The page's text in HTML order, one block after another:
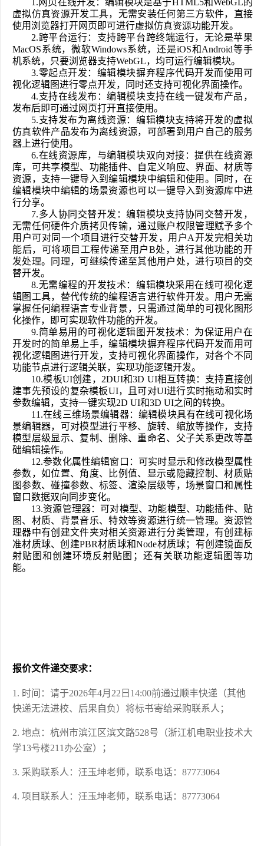
1. 网页在线开发：编辑模块是基于HTML5和WebGL的
虚拟仿真资源开发工具，无需安装任何第三方软件，直接
使用浏览器打开网页即可进行虚拟仿真资源功能开发。
2.跨平台运行：支持跨平台跨终端运行，无论是苹果
MacOS系统，微软Windows系统，还是iOS和Android等手
机系统，只要浏览器支持WebGL，均可运行编辑模块。
3.零起点开发：编辑模块摒弃程序代码开发而使用可
视化逻辑图进行零点开发，同时还支持可视化界面操作。
4.支持在线发布：编辑模块支持在线一键发布产品，
发布后即可通过网页打开直接使用。
5.支持发布为离线资源：编辑模块支持将开发的虚拟
仿真软件产品发布为离线资源，可部署到用户自己的服务
器上进行使用。
6.在线资源库，与编辑模块双向对接：提供在线资源
库，可共享模型、功能插件、自定义响应、界面、材质等
资源，支持一键导入到编辑模块中编辑和使用。同时，在
编辑模块中编辑的场景资源也可以一键导入到资源库中进
行分享。
7.多人协同交替开发：编辑模块支持协同交替开发，
无需任何硬件介质拷贝传输，通过账户权限管理赋予多个
用户可对同一个项目进行交替开发，用户A开发完相关功
能后，可将项目工程传递至用户B处，进行其他功能的开
发处理。同理，可继续传递至其他用户处，进行项目的交
替开发。
8.无需编程的开发技术：编辑模块采用在线可视化逻
辑图工具，替代传统的编程语言进行软件开发。用户无需
掌握任何编程语言专业背景，只需通过简单的可视化图形
化操作，即可实现软件功能的开发。
9.简单易用的可视化逻辑图开发技术：为保证用户在
开发时的简单易上手，编辑模块摒弃程序代码开发而用可
视化逻辑图进行开发，支持可视化界面操作，对各个不同
功能节点进行逻辑关联，实现功能逻辑开发。
10.模板UI创建，2DUI和3D UI相互转换：支持直接创
建事先预设的复杂模板UI，且可对UI进行实时拖动和实时
参数编辑，支持一键实现2D UI和3D UI之间的转换。
11.在线三维场景编辑器：编辑模块具有在线可视化场
景编辑器，可对模型进行平移、旋转、缩放等操作，支持
模型层级显示、复制、删除、重命名、父子关系更改等基
础编辑操作。
12.参数化属性编辑窗口：可实时显示和修改模型属性
参数，如位置、角度、比例值、显示或隐藏控制、材质贴
图参数、碰撞参数、标签、渲染层级等，场景窗口和属性
窗口数据双向同步变化。
13.资源管理器：可对模型、功能模型、功能插件、贴
图、材质、背景音乐、特效等资源进行统一管理。资源管
理器中有创建文件夹对相关资源进行分类管理，有创建标
准材质球、创建PBR材质球和Node材质球；有创建镜面反
射贴图和创建环境反射贴图；还有关联功能逻辑图等功
能。
报价文件递交要求：
时间：请于2026年4月 22 日14:00前通过顺丰快递（其他
快递无法进校、后果自负）将标书寄给采购联系人；
地点：杭州市滨江区滨文路528号（浙江机电职业技术大
学13号楼211办公室）；
采购联系人： 汪玉坤老师，联系电话： 87773064
项目联系人： 汪玉坤老师，联系电话： 87773064